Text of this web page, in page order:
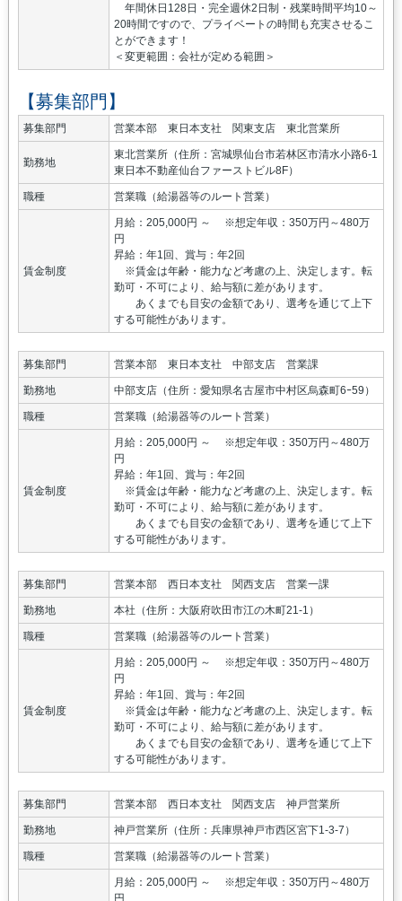
年間休日128日・完全週休2日制・残業時間平均10～
20時間ですので、プライベートの時間も充実させるこ
とができます！
＜変更範囲：会社が定める範囲＞
【募集部門】
募集部門 営業本部 東日本支社 関東支店 東北営業所
勤務地
東北営業所（住所：宮城県仙台市若林区市清水小路6-1
東日本不動産仙台ファーストビル8F）
職種 営業職（給湯器等のルート営業）
賃金制度
月給：205,000円 ～ ※想定年収：350万円～480万
円
昇給：年1回、賞与：年2回
※賃金は年齢・能力など考慮の上、決定します。転
勤可・不可により、給与額に差があります。
あくまでも目安の金額であり、選考を通じて上下
する可能性があります。
募集部門 営業本部 東日本支社 中部支店 営業課
勤務地 中部支店（住所：愛知県名古屋市中村区烏森町6ｰ59）
職種 営業職（給湯器等のルート営業）
賃金制度
月給：205,000円 ～ ※想定年収：350万円～480万
円
昇給：年1回、賞与：年2回
※賃金は年齢・能力など考慮の上、決定します。転
勤可・不可により、給与額に差があります。
あくまでも目安の金額であり、選考を通じて上下
する可能性があります。
募集部門 営業本部 西日本支社 関西支店 営業一課
勤務地 本社（住所：大阪府吹田市江の木町21-1）
職種 営業職（給湯器等のルート営業）
賃金制度
月給：205,000円 ～ ※想定年収：350万円～480万
円
昇給：年1回、賞与：年2回
※賃金は年齢・能力など考慮の上、決定します。転
勤可・不可により、給与額に差があります。
あくまでも目安の金額であり、選考を通じて上下
する可能性があります。
募集部門 営業本部 西日本支社 関西支店 神戸営業所
勤務地 神戸営業所（住所：兵庫県神戸市西区宮下1-3-7）
職種 営業職（給湯器等のルート営業）
月給：205,000円 ～ ※想定年収：350万円～480万